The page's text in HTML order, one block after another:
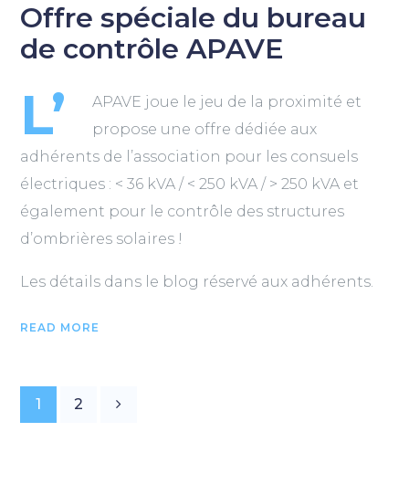
Offre spéciale du bureau
de contrôle APAVE
L’
APAVE joue le jeu de la proximité et
propose une offre dédiée aux
adhérents de l’association pour les consuels
électriques : < 36 kVA / < 250 kVA / > 250 kVA et
également pour le contrôle des structures
d’ombrières solaires !
Les détails dans le blog réservé aux adhérents.
READ MORE
1 2